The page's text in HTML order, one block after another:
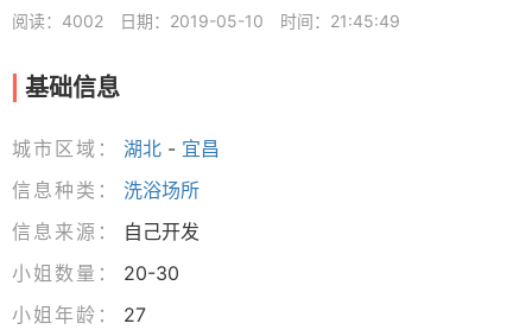
阅读：4002 日期：2019-05-10 时间：21:45:49
基础信息
城市区域： 湖北 - 宜昌
信息种类：
洗浴场所
信息来源：
自己开发
小姐数量：
20-30
小姐年龄：
27